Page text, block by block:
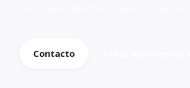
Contacto